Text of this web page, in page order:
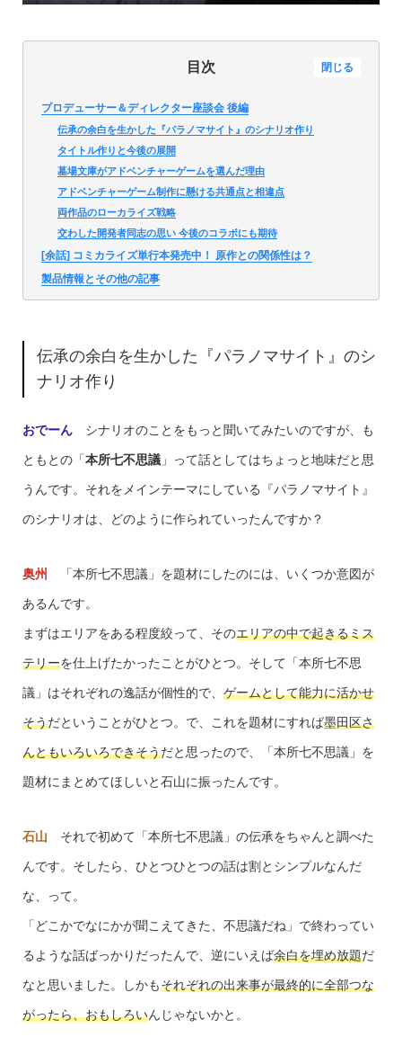
目次 閉じる
プロデューサー＆ディレクター座談会 後編
伝承の余白を生かした『パラノマサイト』のシナリオ作り
タイトル作りと今後の展開
墓場文庫がアドベンチャーゲームを選んだ理由
アドベンチャーゲーム制作に懸ける共通点と相違点
両作品のローカライズ戦略
交わした開発者同志の思い 今後のコラボにも期待
[余話] コミカライズ単行本発売中！ 原作との関係性は？
製品情報とその他の記事
伝承の余白を生かした『パラノマサイト』のシ
ナリオ作り
おでーんシナリオのことをもっと聞いてみたいのですが、も
ともとの「本所七不思議」って話としてはちょっと地味だと思
うんです。それをメインテーマにしている『パラノマサイト』
のシナリオは、どのように作られていったんですか？
奥州 「本所七不思議」を題材にしたのには、いくつか意図が
あるんです。
まずはエリアをある程度絞って、そのエリアの中で起きるミス
テリーを仕上げたかったことがひとつ。そして「本所七不思
議」はそれぞれの逸話が個性的で、 ゲームとして能力に活かせ
そうだということがひとつ。で、これを題材にすれば墨田区さ
んともいろいろできそうだと思ったので、「本所七不思議」を
題材にまとめてほしいと石山に振ったんです。
石山 それで初めて「本所七不思議」の伝承をちゃんと調べた
んです。そしたら、ひとつひとつの話は割とシンプルなんだ
な、って。
「どこかでなにかが聞こえてきた、不思議だね」で終わってい
るような話ばっかりだったんで、逆にいえば余白を埋め放題だ
なと思いました。しかもそれぞれの出来事が最終的に全部つな
がったら、おもしろいんじゃないかと。